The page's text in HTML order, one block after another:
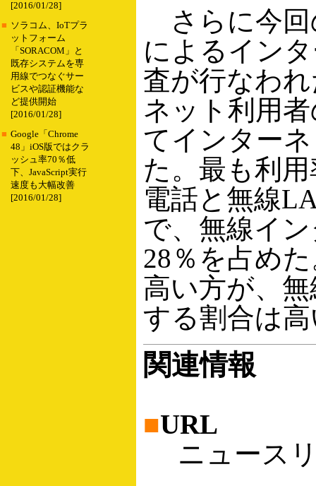
[2016/01/28]
■ ソラコム、IoTプラ
ットフォーム
「SORACOM」と
既存システムを専
用線でつなぐサー
ビスや認証機能な
ど提供開始
[2016/01/28]
■ Google「Chrome
48」iOS版ではクラ
ッシュ率70％低
下、JavaScript実行
速度も大幅改善
[2016/01/28]
さらに今回
によるイン
査が行なわ
ネット利用
てインター
た。最も利
電話と無線
で、無線イ
28％を占め
高い方が、
する割合は
関連情報
■URL
ニュースリ